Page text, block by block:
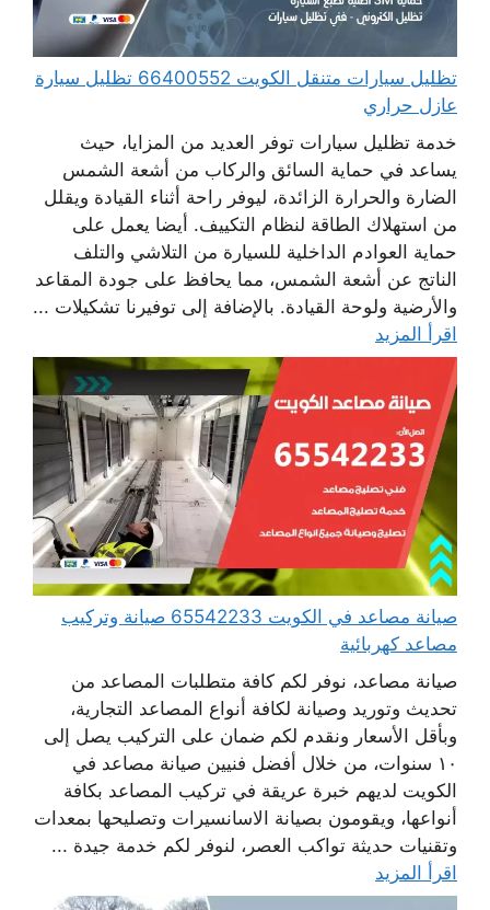
تظليل سيارات متنقل الكويت 66400552 تظليل سيارة
عازل حراري
خدمة تظليل سيارات توفر العديد من المزايا، حيث
يساعد في حماية السائق والركاب من أشعة الشمس
الضارة والحرارة الزائدة، ليوفر راحة أثناء القيادة ويقلل
من استهلاك الطاقة لنظام التكييف. أيضا يعمل على
حماية العوادم الداخلية للسيارة من التلاشي والتلف
الناتج عن أشعة الشمس، مما يحافظ على جودة المقاعد
والأرضية ولوحة القيادة. بالإضافة إلى توفيرنا تشكيلات ...
اقرأ المزيد
صيانة مصاعد في الكويت 65542233 صيانة وتركيب
مصاعد كهربائية
صيانة مصاعد، نوفر لكم كافة متطلبات المصاعد من
تحديث وتوريد وصيانة لكافة أنواع المصاعد التجارية،
وبأقل الأسعار ونقدم لكم ضمان على التركيب يصل إلى
١٠ سنوات، من خلال أفضل فنيين صيانة مصاعد في
الكويت لديهم خبرة عريقة في تركيب المصاعد بكافة
أنواعها، ويقومون بصيانة الاسانسيرات وتصليحها بمعدات
وتقنيات حديثة تواكب العصر، لنوفر لكم خدمة جيدة ...
اقرأ المزيد